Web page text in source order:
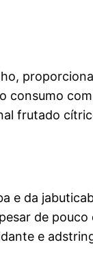
frutado
e da
de
e